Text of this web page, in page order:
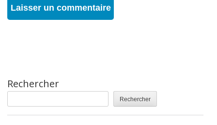
Rechercher
Rechercher